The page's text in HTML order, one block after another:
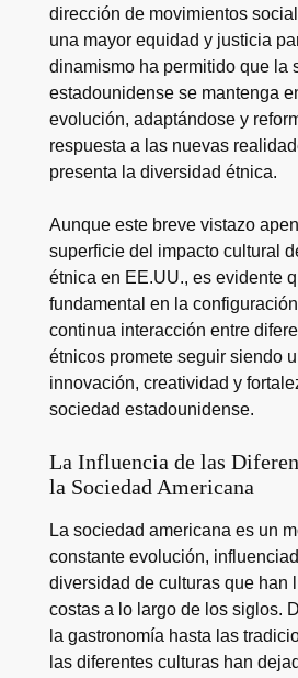
dirección de movimientos
una mayor equidad y justicia
dinamismo ha permitido que la
estadounidense se mantenga
evolución, adaptándose y
respuesta a las nuevas
presenta la diversidad étnica.
Aunque este breve vistazo
superficie del impacto cultural
étnica en EE.UU., es evidente
fundamental en la
continua interacción entre
étnicos promete seguir siendo
innovación, creatividad y
sociedad estadounidense.
La Influencia de las
la Sociedad Americana
La sociedad americana es un
constante evolución,
diversidad de culturas que han
costas a lo largo de los siglos.
la gastronomía hasta las
las diferentes culturas han